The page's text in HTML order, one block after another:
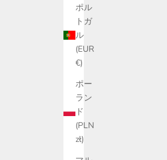
ポル
トガ
ル
(EUR
€)
ポー
ラン
ド
(PLN
zł)